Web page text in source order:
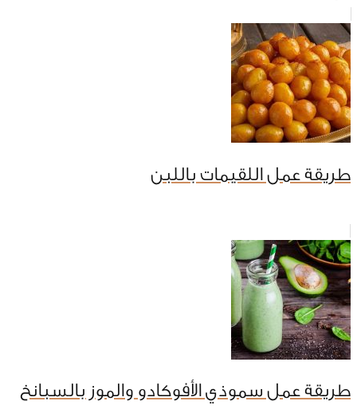
طريقة عمل اللقيمات باللبن
طريقة عمل سموذي الأفوكادو والموز بالسبانخ